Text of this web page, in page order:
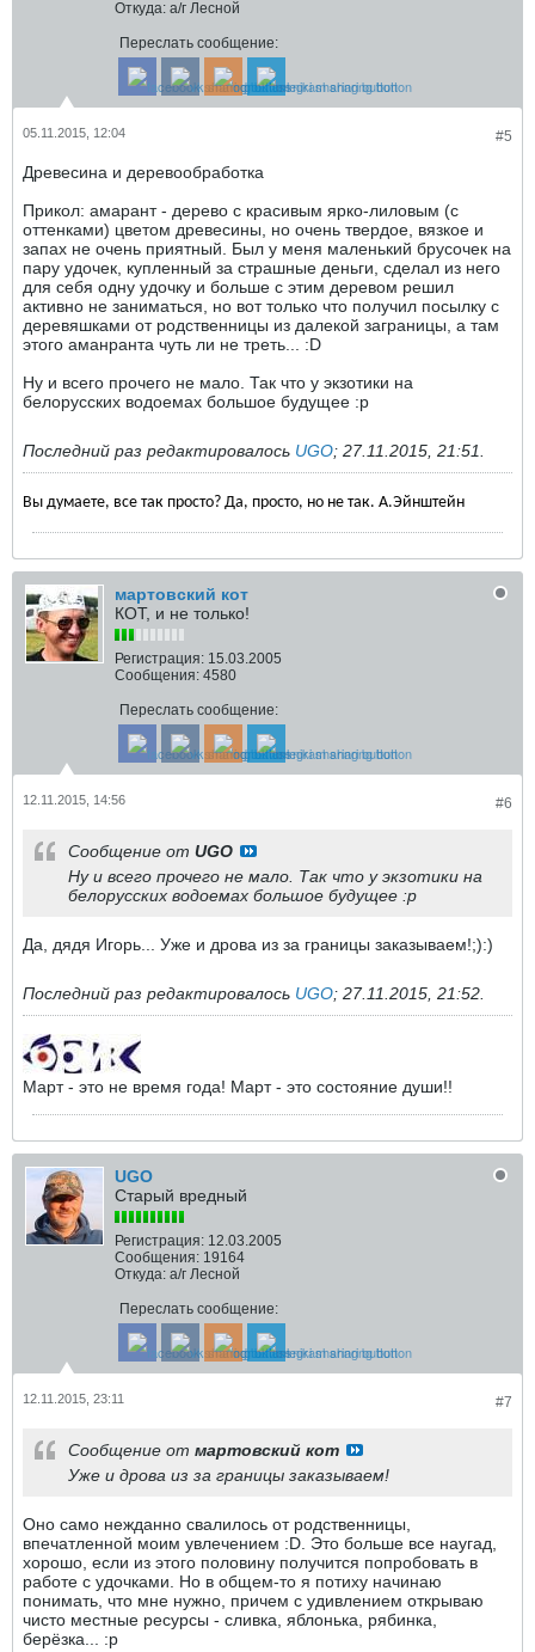
Откуда: а/г Лесной
Переслать сообщение:
#5
05.11.2015, 12:04
Древесина и деревообработка
Прикол: амарант - дерево с красивым ярко-лиловым (с
оттенками) цветом древесины, но очень твердое, вязкое и
запах не очень приятный. Был у меня маленький брусочек на
пару удочек, купленный за страшные деньги, сделал из него
для себя одну удочку и больше с этим деревом решил
активно не заниматься, но вот только что получил посылку с
деревяшками от родственницы из далекой заграницы, а там
этого аманранта чуть ли не треть... :D
Ну и всего прочего не мало. Так что у экзотики на
белорусских водоемах большое будущее :p
Последний раз редактировалось UGO; 27.11.2015, 21:51
Вы думаете, все так просто? Да, просто, но не так. А.Эйнштейн
мартовский кот
КОТ, и не только!
Регистрация: 15.03.2005
Сообщения: 4580
Переслать сообщение:
#6
12.11.2015, 14:56
Сообщение от UGO
Ну и всего прочего не мало. Так что у экзотики на
белорусских водоемах большое будущее :p
Да, дядя Игорь... Уже и дрова из за границы заказываем!;):)
Последний раз редактировалось UGO; 27.11.2015, 21:52
Март - это не время года! Март - это состояние души!!
UGO
Старый вредный
Регистрация: 12.03.2005
Сообщения: 19164
Откуда: а/г Лесной
Переслать сообщение:
#7
12.11.2015, 23:11
Сообщение от мартовский кот
Уже и дрова из за границы заказываем!
Оно само нежданно свалилось от родственницы,
впечатленной моим увлечением :D. Это больше все наугад,
хорошо, если из этого половину получится попробовать в
работе с удочками. Но в общем-то я потиху начинаю
понимать, что мне нужно, причем с удивлением открываю
чисто местные ресурсы - сливка, яблонька, рябинка,
берёзка... :p